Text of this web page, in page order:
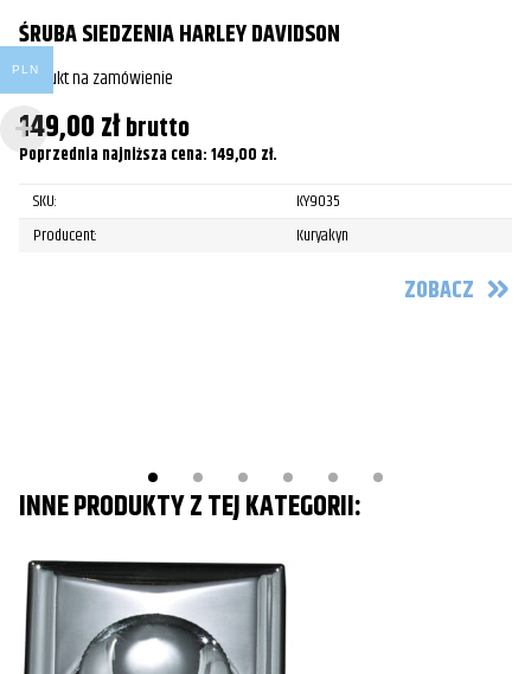
Harley-Davidson XL1200S Sportster Sport
Harley-Davidson
Harley-Davidson
Harley-Davidson
XL1200S Sportster Sport
ŚRUBA SIEDZENIA HARLEY DAVIDSON
Produkt na zamówienie
149,00złbrutto
Poprzednia najniższa cena:149,00 zł.
SKU:
KY9035
Producent:
Kuryakyn
ZOBACZ
INNE PRODUKTY Z TEJ KATEGORII:
PLN